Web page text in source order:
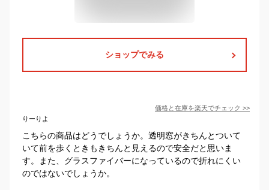
ショップでみる
価格と在庫を楽天でチェック >>
りーりよ
こちらの商品はどうでしょうか。透明窓がきちんとついて
いて前を歩くときもきちんと見えるので安全だと思いま
す。また、グラスファイバーになっているので折れにくい
のではないでしょうか。